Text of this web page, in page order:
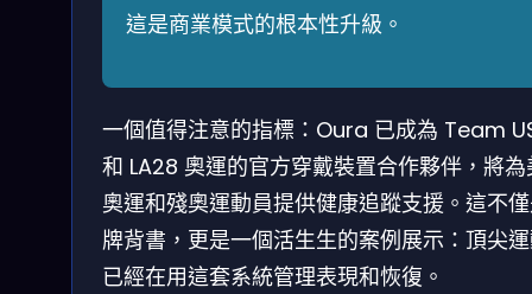
這是商業模式的根本性升級。
一個值得注意的指標：Oura 已成為 Team
和 LA28 奧運的官方穿戴裝置合作夥伴，將為
奧運和殘奧運動員提供健康追蹤支援。這不
牌背書，更是一個活生生的案例展示：頂尖
已經在用這套系統管理表現和恢復。